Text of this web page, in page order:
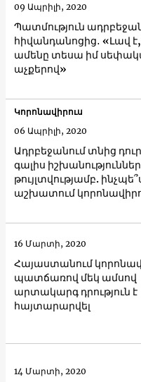
Պատմություն
հիվանդանոցից․ «Լավ է,
ամենը տեսա իմ
աչքերով»
09 Ապրիլի, 2020
Ադրբեջանում տնից
գալիս
թույլտվությամբ.
աշխատում
Կորոնավիրուս
06 Ապրիլի, 2020
Հայաստանում
պատճառով մեկ ամսով
արտակարգ դրություն է
հայտարարվել
16 Մարտի, 2020
14 Մարտի, 2020